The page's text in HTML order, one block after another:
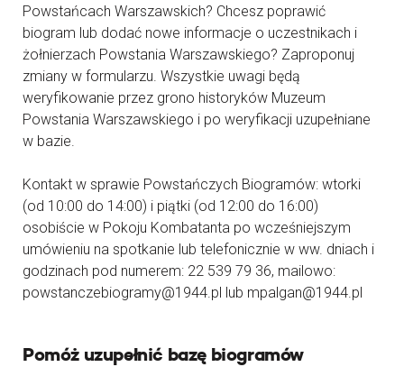
Powstańcach Warszawskich? Chcesz poprawić
biogram lub dodać nowe informacje o uczestnikach i
żołnierzach Powstania Warszawskiego? Zaproponuj
zmiany w formularzu. Wszystkie uwagi będą
weryfikowanie przez grono historyków Muzeum
Powstania Warszawskiego i po weryfikacji uzupełniane
w bazie.
Kontakt w sprawie Powstańczych Biogramów: wtorki
(od 10:00 do 14:00) i piątki (od 12:00 do 16:00)
osobiście w Pokoju Kombatanta po wcześniejszym
umówieniu na spotkanie lub telefonicznie w ww. dniach i
godzinach pod numerem: 22 539 79 36, mailowo:
powstanczebiogramy@1944.pl lub mpalgan@1944.pl
Pomóż uzupełnić bazę biogramów